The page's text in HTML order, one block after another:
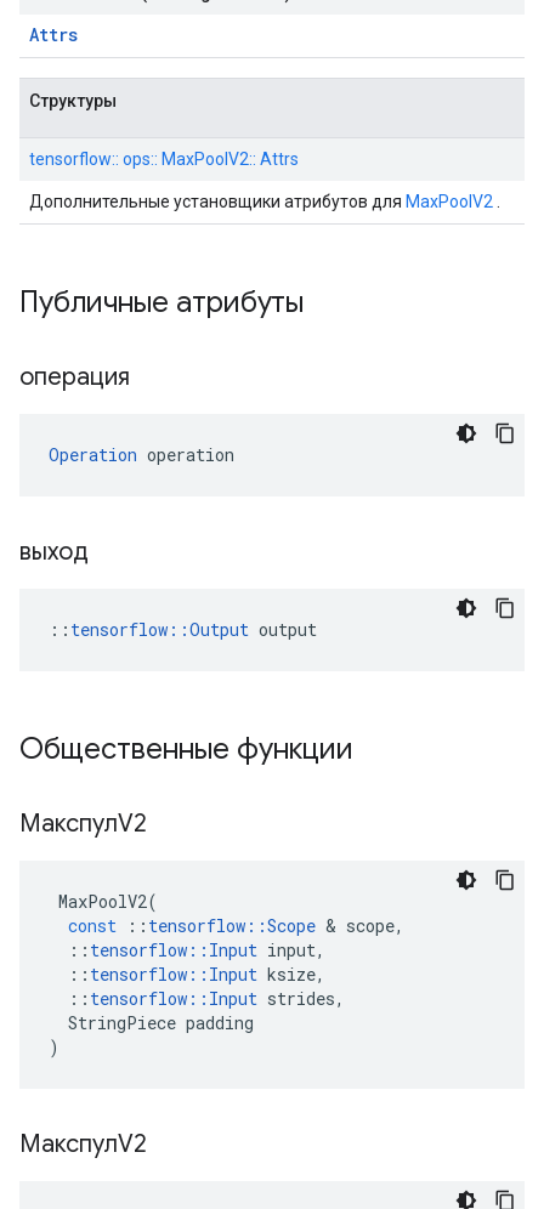
Attrs
Структуры
tensorflow:: ops:: MaxPoolV2:: Attrs
Дополнительные установщики атрибутов для MaxPoolV2
Публичные атрибуты
операция
Operation operation
выход
:: tensorflow::Output output
Общественные функции
МакспулV2
MaxPoolV2(
const
:: tensorflow ::Scope & scope,
:: tensorflow :: Input input,
:: tensorflow :: Input ksize,
:: tensorflow :: Input strides,
StringPiece padding
)
МакспулV2